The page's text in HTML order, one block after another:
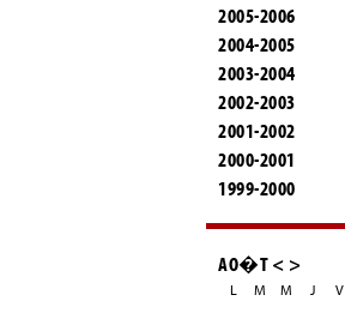
2005-2006
2004-2005
2003-2004
2002-2003
2001-2002
2000-2001
1999-2000
AO�T< >
L M M J V